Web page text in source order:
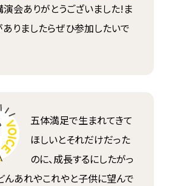
会ありがとうございました!ま
りましたらぜひ参加したいで
五体満足で生まれてきて
ほしいとそれだけだった
のに、成長するにしたがっ
んあれやこれやと子供に望んで